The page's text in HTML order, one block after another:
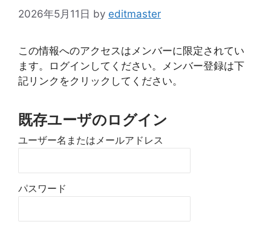
2026年5月11日 by editmaster
この情報へのアクセスはメンバーに限定されてい
ます。ログインしてください。メンバー登録は下
記リンクをクリックしてください。
既存ユーザのログイン
ユーザー名またはメールアドレス
パスワード